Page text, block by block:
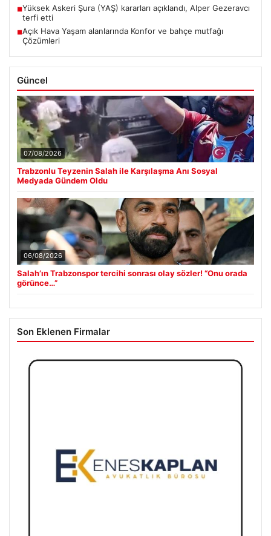
■Yüksek Askeri Şura (YAŞ) kararları açıklandı, Alper Gezeravcı
terfi etti
■Açık Hava Yaşam alanlarında Konfor ve bahçe mutfağı
Çözümleri
Güncel
07/08/2026
Trabzonlu Teyzenin Salah ile Karşılaşma Anı Sosyal
Medyada Gündem Oldu
06/08/2026
Salah’ın Trabzonspor tercihi sonrası olay sözler! “Onu orada
görünce…”
Son Eklenen Firmalar